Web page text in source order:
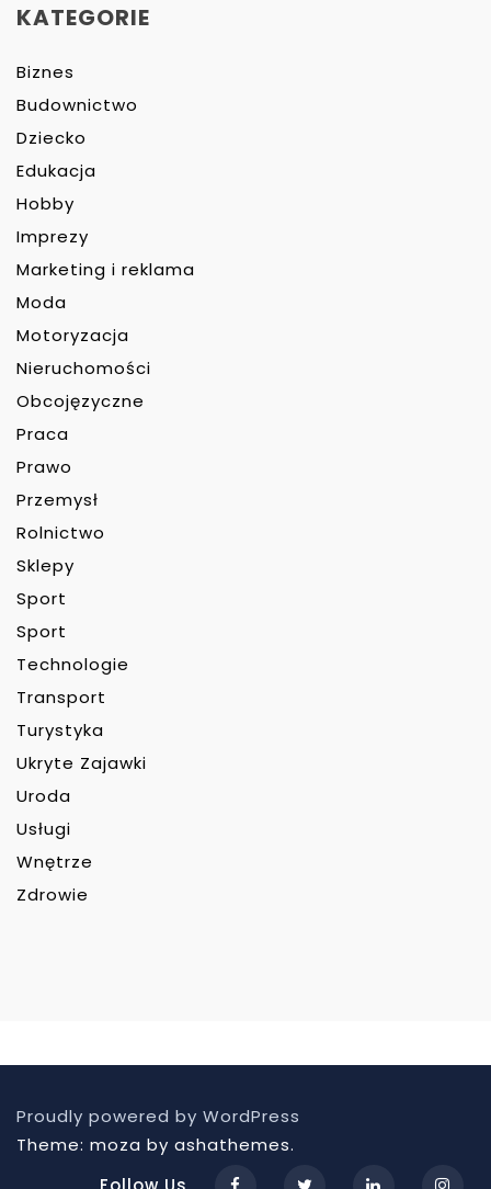
KATEGORIE
Biznes
Budownictwo
Dziecko
Edukacja
Hobby
Imprezy
Marketing i reklama
Moda
Motoryzacja
Nieruchomości
Obcojęzyczne
Praca
Prawo
Przemysł
Rolnictwo
Sklepy
Sport
Sport
Technologie
Transport
Turystyka
Ukryte Zajawki
Uroda
Usługi
Wnętrze
Zdrowie
Proudly powered by WordPress
Theme: moza by ashathemes.